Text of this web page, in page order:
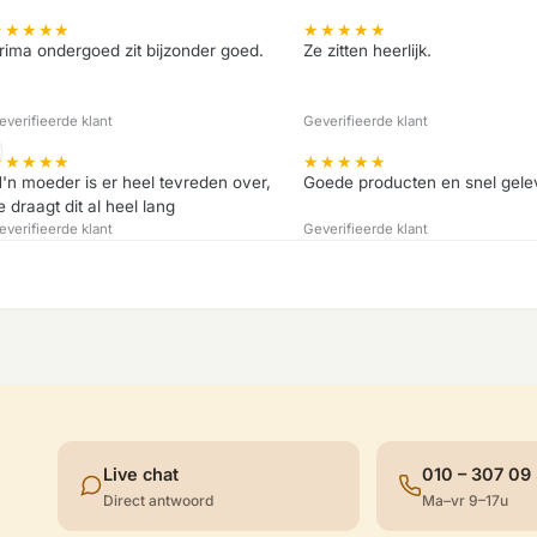
★★★★
ondergoed zit bijzonder goed.
klant
★★★★★
Ze zitten heerlijk.
Geverifieerde klant
★★★★
moeder is er heel tevreden over,
draagt dit al heel lang
klant
★★★★★
Goede producten en snel
Geverifieerde klant
Live chat
Direct antwoord
010 – 307 09
Ma–vr 9–17u